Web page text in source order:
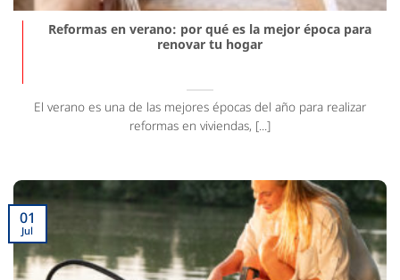
Reformas en verano: por qué es la mejor época para
renovar tu hogar
El verano es una de las mejores épocas del año para realizar
reformas en viviendas, [...]
01
Jul